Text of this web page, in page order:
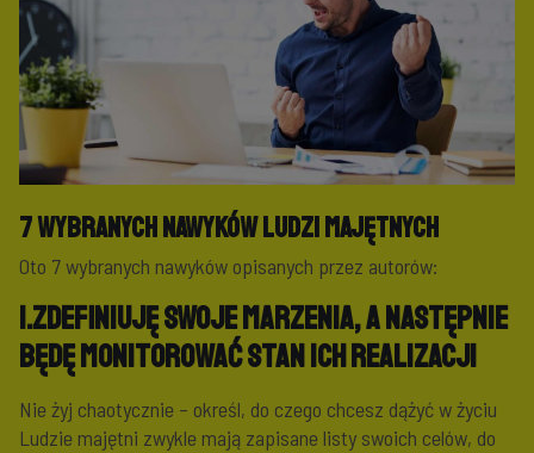
7 wybranych nawyków ludzi majętnych
Oto 7 wybranych nawyków opisanych przez autorów:
1.Zdefiniuję swoje marzenia, a następnie
będę monitorować stan ich realizacji
Nie żyj chaotycznie – określ, do czego chcesz dążyć w życiu
Ludzie majętni zwykle mają zapisane listy swoich celów, do